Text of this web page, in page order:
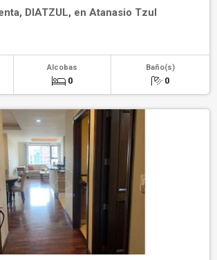
DIATZUL, en Atanasio Tzul
Alcobas
0
Baño(s)
0